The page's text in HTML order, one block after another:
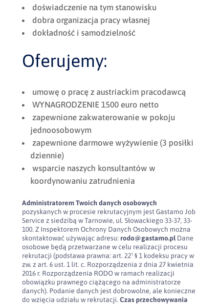
doświadczenie na tym stanowisku
dobra organizacja pracy własnej
dokładność i samodzielność
Oferujemy:
umowę o pracę z austriackim pracodawcą
WYNAGRODZENIE 1500 euro netto
zapewnione zakwaterowanie w pokoju
jednoosobowym
zapewnione darmowe wyżywienie (3 posiłki
dziennie)
wsparcie naszych konsultantów w
koordynowaniu zatrudnienia
Administratorem Twoich danych osobowych
pozyskanych w procesie rekrutacyjnym jest Gastamo Job
Service z siedzibą w Tarnowie, ul. Słowackiego 33-37, 33-
100. Z Inspektorem Ochrony Danych Osobowych można
skontaktować używając adresu: rodo@gastamo.plDane
osobowe będą przetwarzane w celu realizacji procesu
rekrutacji (podstawa prawna: art. 22¹ § 1 kodeksu pracy w
zw. z art. 6 ust. 1 lit. c. Rozporządzenia z dnia 27 kwietnia
2016 r. Rozporządzenia RODO w ramach realizacji
obowiązku prawnego ciążącego na administratorze
danych). Podanie danych jest dobrowolne, ale konieczne
do wzięcia udziału w rekrutacji. Czas przechowywania